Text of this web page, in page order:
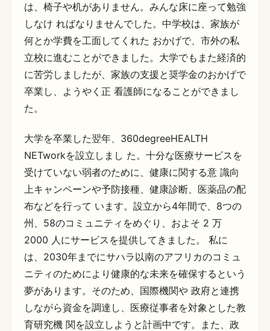
は、椅子や机がありません。みんな床に座って勉強
しなけ ればなりませんでした。中学校は、家族が
何とか学費を工面してくれた おかげで、市外の私
立校に進むことができました。大学でもまた経済的
に苦労しましたが、家族の支援と奨学金のおかげで
卒業し、ようやく正 看護師になることができまし
た。
大学を卒業した翌年、360degreeHEALTH
NETworkを設立しまし た。十分な医療サービスを
受けていない弱者のために、健康に関する意 識向
上キャンペーンや予防接種、健康診断、医薬品の配
布などを行って います。設立から4年間で、8つの
州、58のコミュニティをめぐり、およそ 2 万
2000 人にサービスを提供してきました。 私に
は、2030年までにサハラ以南のアフリカのコミュ
ニティのためにより健康的な未来を確保するという
夢があります。そのため、国際機関や 政府と連携
しながら資金を調達し、医療従事者を対象とした教
育研究機 関を設立しようと計画中です。また、政